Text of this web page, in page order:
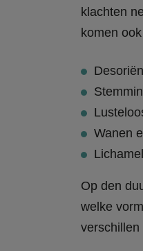
klachten
komen
Wanen
Op den
welke